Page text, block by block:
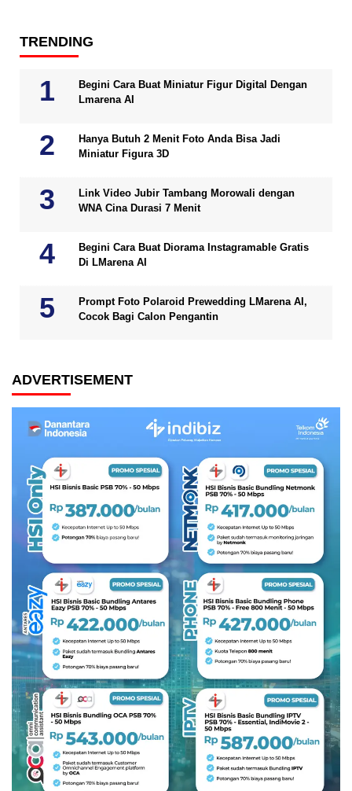
TRENDING
Begini Cara Buat Miniatur Figur Digital Dengan
Lmarena AI
Hanya Butuh 2 Menit Foto Anda Bisa Jadi
Miniatur Figura 3D
Link Video Jubir Tambang Morowali dengan
WNA Cina Durasi 7 Menit
Begini Cara Buat Diorama Instagramable Gratis
Di LMarena AI
Prompt Foto Polaroid Prewedding LMarena AI,
Cocok Bagi Calon Pengantin
ADVERTISEMENT